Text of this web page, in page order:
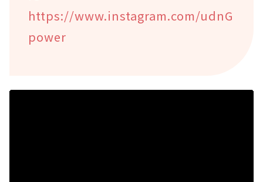
https://www.instagram.com/udnG
power